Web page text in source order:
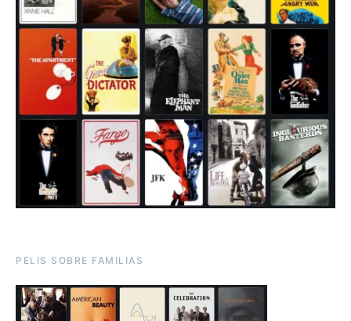
PELIS SOBRE FAMILIAS